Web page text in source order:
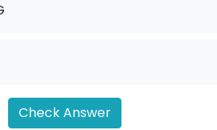
Check Answer